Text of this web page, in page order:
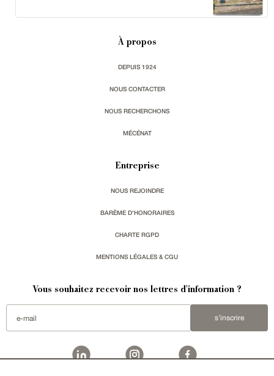
À propos
DEPUIS 1924
NOUS CONTACTER
NOUS RECHERCHONS
MÉCÉNAT
Entreprise
NOUS REJOINDRE
BARÈME D'HONORAIRES
CHARTE RGPD
MENTIONS LÉGALES & CGU
Vous souhaitez recevoir nos lettres d'information ?
s'inscrire